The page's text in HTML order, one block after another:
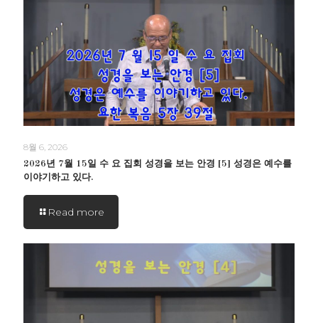
8월 6, 2026
2026년 7월 15일 수 요 집회 성경을 보는 안경 [5] 성경은 예수를
이야기하고 있다.
Read more